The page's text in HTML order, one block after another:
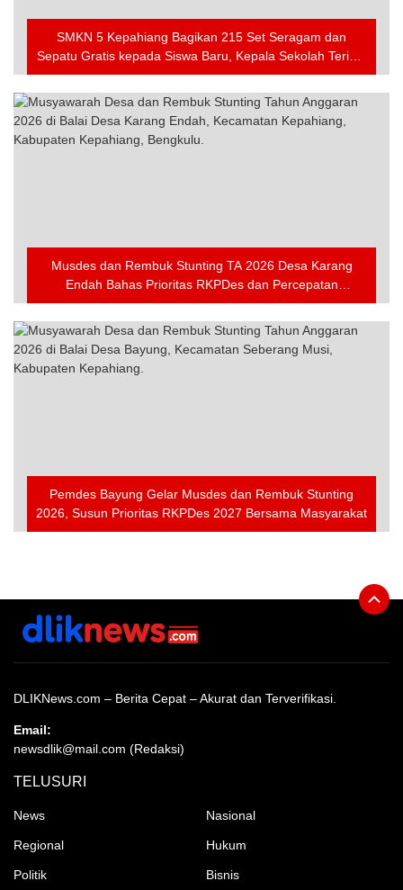
SMKN 5 Kepahiang Bagikan 215 Set Seragam dan
Sepatu Gratis kepada Siswa Baru, Kepala Sekolah Terima
Penghargaan dari Pemprov Bengkulu
Musdes dan Rembuk Stunting TA 2026 Desa Karang
Endah Bahas Prioritas RKPDes dan Percepatan
Penanganan Stunting
Pemdes Bayung Gelar Musdes dan Rembuk Stunting
2026, Susun Prioritas RKPDes 2027 Bersama Masyarakat
DLIKNews.com – Berita Cepat – Akurat dan Terverifikasi.
Email:
newsdlik@mail.com (Redaksi)
TELUSURI
News Nasional
Regional Hukum
Politik Bisnis